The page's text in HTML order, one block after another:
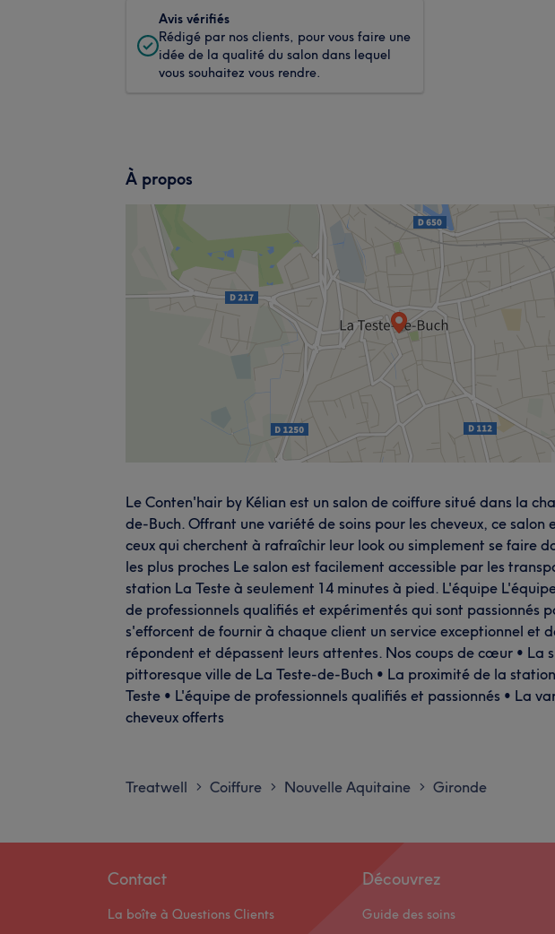
Avis vérifiés
Rédigé par nos clients, pour vous faire une
idée de la qualité du salon dans lequel
vous souhaitez vous rendre.
À propos
Le Conten'hair by Kélian est un salon de coiffure situé dans la
de-Buch. Offrant une variété de soins pour les cheveux, ce
ceux qui cherchent à rafraîchir leur look ou simplement se faire
les plus proches Le salon est facilement accessible par les
station La Teste à seulement 14 minutes à pied. L'équipe
de professionnels qualifiés et expérimentés qui sont passionnés
s'efforcent de fournir à chaque client un service exceptionnel et
répondent et dépassent leurs attentes. Nos coups de cœur • La
pittoresque ville de La Teste-de-Buch • La proximité de la
Teste • L'équipe de professionnels qualifiés et passionnés • La
cheveux offerts
Treatwell > Coiffure > Nouvelle Aquitaine > Gironde
Contact
La boîte à Questions Clients
Découvrez
Guide des soins